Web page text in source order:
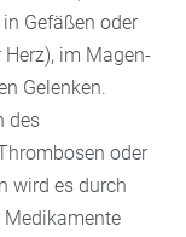
Gefäßen oder
Herz), im Magen-
Gelenken.
des
oder
wird es durch